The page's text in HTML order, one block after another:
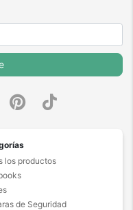
los productos
de Seguridad